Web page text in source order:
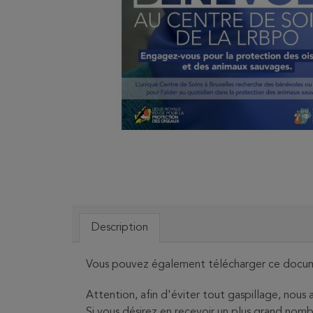
Description
Vous pouvez également télécharger ce
Attention, afin d'éviter tout gaspillage, nous